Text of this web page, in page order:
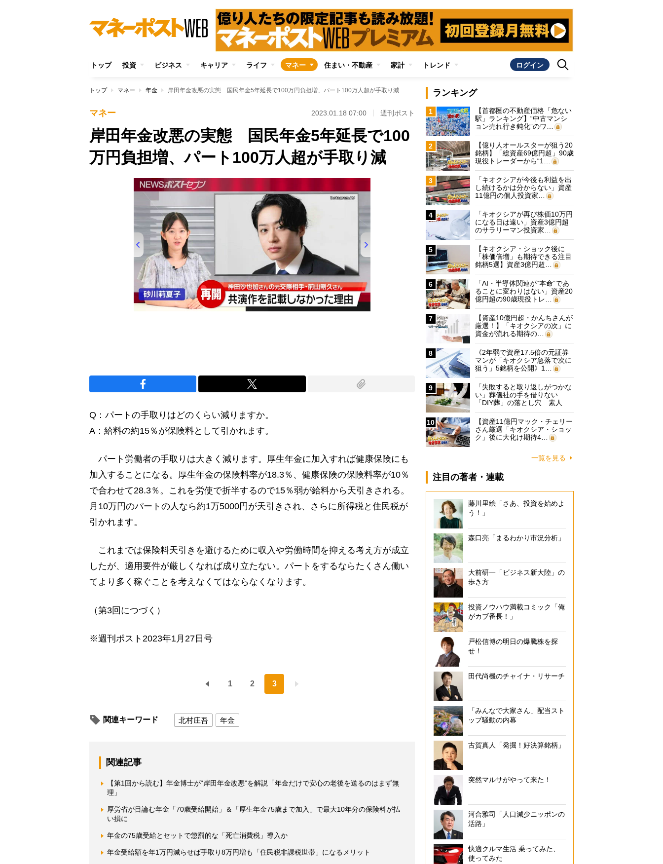
トップ 投資 ビジネス キャリア ライフ マネー 住まい・不動産 家計 トレンド ログイン
トップ マネー 年金 岸田年金改悪の実態 国民年金5年延長で100万円負担増、パート100万人超が手取り減
マネー 2023.01.18 07:00 週刊ポスト
岸田年金改悪の実態 国民年金5年延長で100
万円負担増、パート100万人超が手取り減
00:00/ 00:50
Q：パートの手取りはどのくらい減りますか。
A：給料の約15％が保険料として引かれます。
パート労働者の手取りは大きく減ります。厚生年金に加入すれば健康保険にも
加入することになる。厚生年金の保険料率が18.3％、健康保険の保険料率が10％
で合わせて28.3％。これを労使で折半するので15％弱が給料から天引きされる。
月10万円のパートの人なら約1万5000円が天引きされ、さらに所得税と住民税が
引かれます。
これまでは保険料天引きを避けるために収入や労働時間を抑える考え方が成立
したが、適用要件が厳しくなれば成り立たない。パートをするならたくさん働い
てより多く稼ぐことを考えなくてはならなくなります。
（第3回につづく）
※週刊ポスト2023年1月27日号
1 2 3
関連キーワード 北村庄吾 年金
関連記事
【第1回から読む】年金博士が“岸田年金改悪”を解説「年金だけで安心の老後を送るのはまず無
理」
厚労省が目論む年金「70歳受給開始」＆「厚生年金75歳まで加入」で最大10年分の保険料が払
い損に
年金の75歳受給とセットで懲罰的な「死亡消費税」導入か
年金受給額を年1万円減らせば手取り8万円増も「住民税非課税世帯」になるメリット
ランキング
1
【首都圏の不動産価格「危ない
駅」ランキング】“中古マンシ
ョン売れ行き鈍化”のワ…
2
【億り人オールスターが狙う20
銘柄】「総資産69億円超」90歳
現役トレーダーから“1…
3
「キオクシアが今後も利益を出
し続けるかは分からない」資産
11億円の個人投資家…
4
「キオクシアが再び株価10万円
になる日は遠い」資産3億円超
のサラリーマン投資家…
5
【キオクシア・ショック後に
「株価倍増」も期待できる注目
銘柄5選】資産3億円超…
6
「AI・半導体関連が“本命”であ
ることに変わりはない」資産20
億円超の90歳現役トレ…
7
【資産10億円超・かんちさんが
厳選！】「キオクシアの次」に
資金が流れる期待の…
8
《2年弱で資産17.5倍の元証券
マンが「キオクシア急落で次に
狙う」5銘柄を公開》1…
9
「失敗すると取り返しがつかな
い」葬儀社の手を借りない
「DIY葬」の落とし穴 素人
に…
10
【資産11億円マック・チェリー
さん厳選「キオクシア・ショッ
ク」後に大化け期待4…
一覧を見る
注目の著者・連載
藤川里絵「さあ、投資を始めよ
う！」
森口亮「まるわかり市況分析」
大前研一「ビジネス新大陸」の
歩き方
投資ノウハウ満載コミック「俺
がカブ番長！」
戸松信博の明日の爆騰株を探
せ！
田代尚機のチャイナ・リサーチ
「みんなで大家さん」配当スト
ップ騒動の内幕
古賀真人「発掘！好決算銘柄」
突然マルサがやって来た！
河合雅司「人口減少ニッポンの
活路」
快適クルマ生活 乗ってみた、
使ってみた